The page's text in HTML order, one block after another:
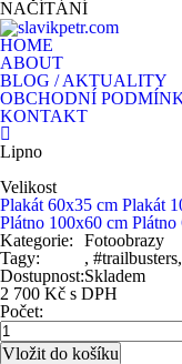
NAČÍTÁNÍ
HOME
ABOUT
BLOG / AKTUALITY
OBCHODNÍ
KONTAKT
Lipno
Velikost
Plakát 60x35 cm Plakát
Plátno 100x60 cm Plátno
Kategorie:
Fotoobrazy
Tagy:
,
Dostupnost:Skladem
2 700 Kč s DPH
Počet: